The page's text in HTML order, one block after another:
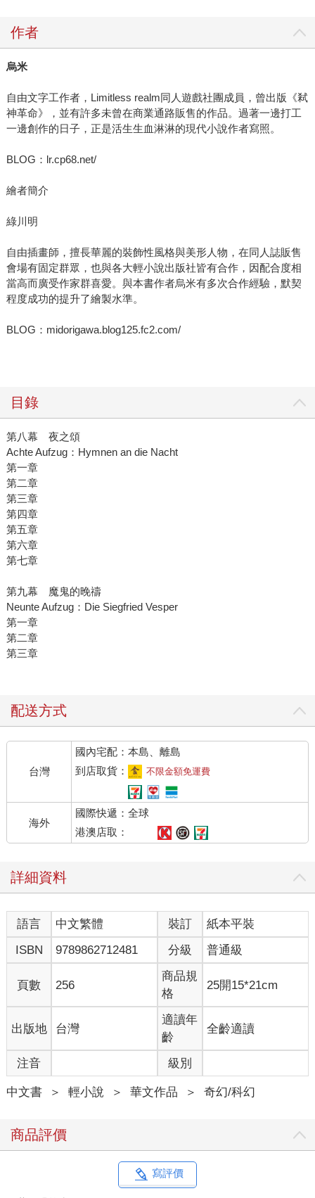
作者
烏米
自由文字工作者，Limitless realm同人遊戲社團成員，曾出版《弒
神革命》，並有許多未曾在商業通路販售的作品。過著一邊打工
一邊創作的日子，正是活生生血淋淋的現代小說作者寫照。
BLOG：lr.cp68.net/
繪者簡介
綠川明
自由插畫師，擅長華麗的裝飾性風格與美形人物，在同人誌販售
會場有固定群眾，也與各大輕小說出版社皆有合作，因配合度相
當高而廣受作家群喜愛。與本書作者烏米有多次合作經驗，默契
程度成功的提升了繪製水準。
BLOG：midorigawa.blog125.fc2.com/
目錄
第八幕 夜之頌
Achte Aufzug：Hymnen an die Nacht
第一章
第二章
第三章
第四章
第五章
第六章
第七章
第九幕 魔鬼的晚禱
Neunte Aufzug：Die Siegfried Vesper
第一章
第二章
第三章
配送方式
台灣
國內宅配：本島、離島
到店取貨：
不限金額免運費
海外
國際快遞：全球
港澳店取：
詳細資料
語言 中文繁體 裝訂
紙本平裝
ISBN
9789862712481 分級 普通級
頁數 256
商品規
格
25開15*21cm
出版地 台灣
適讀年
齡
全齡適讀
注音 級別
中文書 ＞ 輕小說 ＞ 華文作品 ＞ 奇幻/科幻
商品評價
寫評價